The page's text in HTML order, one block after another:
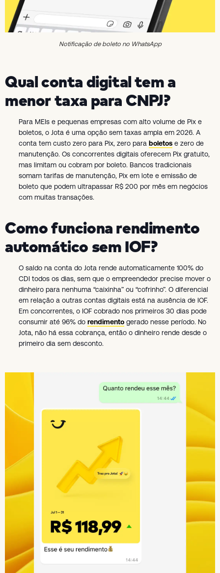
Notificação de boleto no WhatsApp
Qual conta digital tem a
menor taxa para CNPJ?
Para MEIs e pequenas empresas com alto volume de Pix e
boletos, o Jota é uma opção sem taxas ampla em 2026. A
conta tem custo zero para Pix, zero para boletos e zero de
manutenção. Os concorrentes digitais oferecem Pix gratuito,
mas limitam ou cobram por boleto. Bancos tradicionais
somam tarifas de manutenção, Pix em lote e emissão de
boleto que podem ultrapassar R$ 200 por mês em negócios
com muitas transações.
Como funciona rendimento
automático sem IOF?
O saldo na conta do Jota rende automaticamente 100% do
CDI todos os dias, sem que o empreendedor precise mover o
dinheiro para nenhuma “caixinha” ou “cofrinho”. O diferencial
em relação a outras contas digitais está na ausência de IOF.
Em concorrentes, o IOF cobrado nos primeiros 30 dias pode
consumir até 96% do rendimento gerado nesse período. No
Jota, não há essa cobrança, então o dinheiro rende desde o
primeiro dia sem desconto.